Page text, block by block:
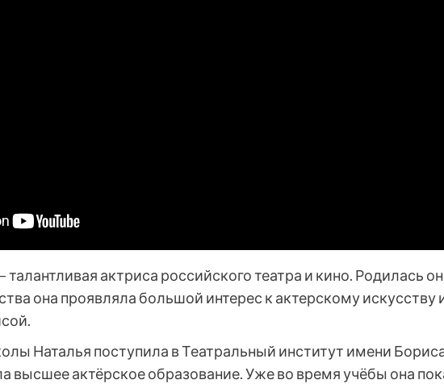
талантливая актриса российского театра и кино. Родилась
она проявляла большой интерес к актерскому искусству
Наталья поступила в Театральный институт имени
высшее актёрское образование. Уже во время учёбы она